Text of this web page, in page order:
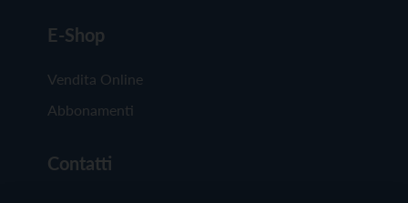
E-Shop
Vendita Online
Abbonamenti
Contatti